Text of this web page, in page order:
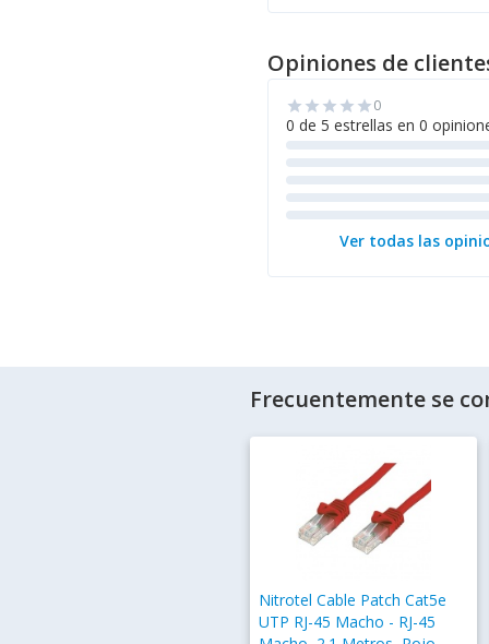
Opiniones de
star star star star star0
0 de 5 estrellas en 0
Ver todas las
Frecuentemente se
Nitrotel Cable Patch Cat5e
UTP RJ-45 Macho - RJ-45